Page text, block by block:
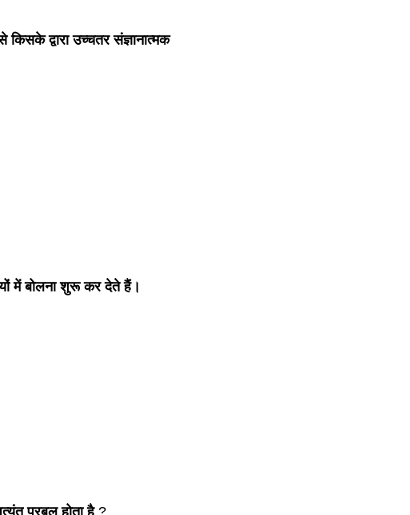
द्वारा उच्चतर संज्ञानात्मक
में बोलना शुरू कर देते हैं।